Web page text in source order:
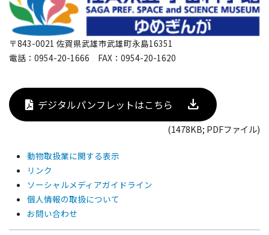
〒843-0021 佐賀県武雄市武雄町永島16351
電話：0954-20-1666 FAX：0954-20-1620
デジタルパンフレットはこちら
(1478KB; PDFファイル)
動物取扱業に関する表示
リンク
ソーシャルメディアガイドライン
個人情報の取扱について
お問い合わせ